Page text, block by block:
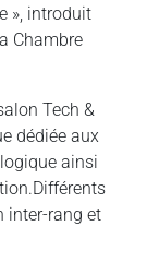
», introduit
Chambre
Tech &
dédiée aux
ainsi
inter-rang et